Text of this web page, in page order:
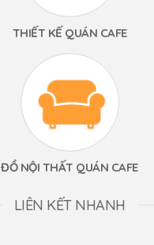
THIẾT KẾ QUÁN CAFE
ĐỒ NỘI THẤT QUÁN CAFE
LIÊN KẾT NHANH